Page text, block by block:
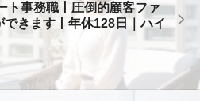
ト事務職丨圧倒的顧客ファ
きます丨年休128日｜ハイ